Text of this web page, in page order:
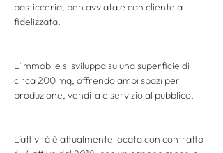
pasticceria, ben avviata e con clientela
fidelizzata.
L’immobile si sviluppa su una superficie di
circa 200 mq, offrendo ampi spazi per
produzione, vendita e servizio al pubblico.
L’attività è attualmente locata con contratto